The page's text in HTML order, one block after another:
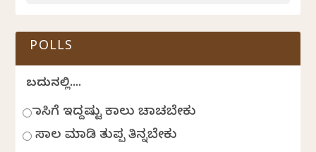
POLLS
ಬದುಕಿನಲ್ಲಿ....
ಹಾಸಿಗೆ ಇದ್ದಷ್ಟು ಕಾಲು ಚಾಚಬೇಕು
ಸಾಲ ಮಾಡಿ ತುಪ್ಪ ತಿನ್ನಬೇಕು